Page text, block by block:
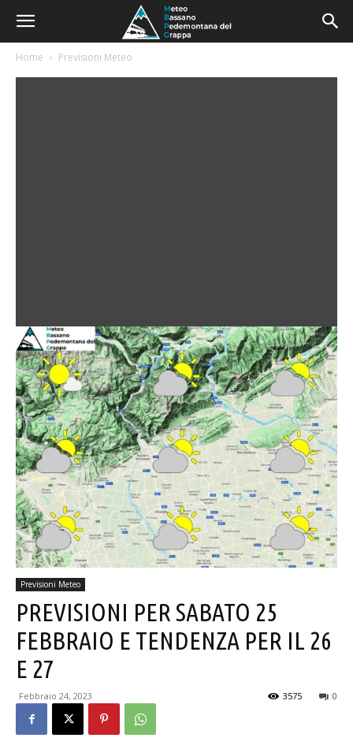
Home Previsioni Meteo
Previsioni Meteo
PREVISIONI PER SABATO 25
FEBBRAIO E TENDENZA PER IL 26
E 27
Febbraio 24, 2023 0
3575